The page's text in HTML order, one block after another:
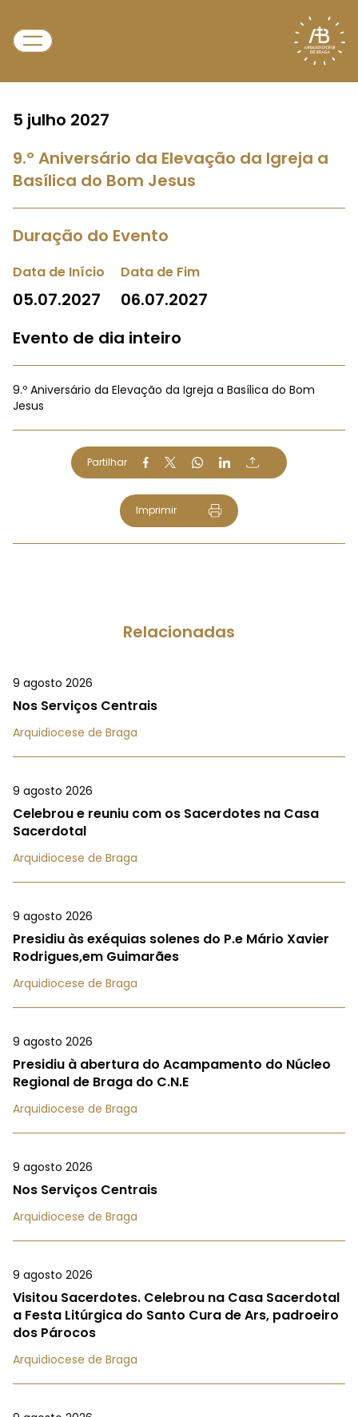
5 julho 2027
9.º Aniversário da Elevação da Igreja a
Basílica do Bom Jesus
Duração do Evento
Data de Início
05.07.2027
Data de Fim
06.07.2027
Evento de dia inteiro
9.º Aniversário da Elevação da Igreja a Basílica do Bom
Jesus
Partilhar
Imprimir
Relacionadas
9 agosto 2026
Nos Serviços Centrais
Arquidiocese de Braga
9 agosto 2026
Celebrou e reuniu com os Sacerdotes na Casa
Sacerdotal
Arquidiocese de Braga
9 agosto 2026
Presidiu às exéquias solenes do P.e Mário Xavier
Rodrigues,em Guimarães
Arquidiocese de Braga
9 agosto 2026
Presidiu à abertura do Acampamento do Núcleo
Regional de Braga do C.N.E
Arquidiocese de Braga
9 agosto 2026
Nos Serviços Centrais
Arquidiocese de Braga
9 agosto 2026
Visitou Sacerdotes. Celebrou na Casa Sacerdotal
a Festa Litúrgica do Santo Cura de Ars, padroeiro
dos Párocos
Arquidiocese de Braga